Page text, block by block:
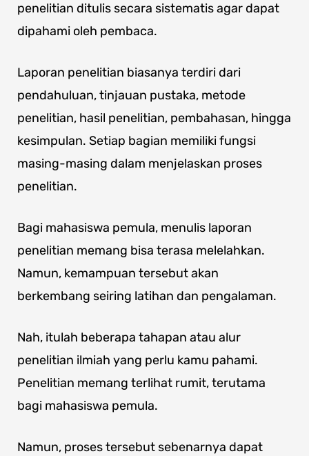
penelitian ditulis secara sistematis agar dapat
dipahami oleh pembaca.
Laporan penelitian biasanya terdiri dari
pendahuluan, tinjauan pustaka, metode
penelitian, hasil penelitian, pembahasan, hingga
kesimpulan. Setiap bagian memiliki fungsi
masing-masing dalam menjelaskan proses
penelitian.
Bagi mahasiswa pemula, menulis laporan
penelitian memang bisa terasa melelahkan.
Namun, kemampuan tersebut akan
berkembang seiring latihan dan pengalaman.
Nah, itulah beberapa tahapan atau alur
penelitian ilmiah yang perlu kamu pahami.
Penelitian memang terlihat rumit, terutama
bagi mahasiswa pemula.
Namun, proses tersebut sebenarnya dapat